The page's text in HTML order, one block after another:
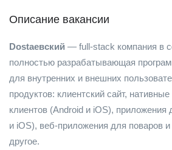
Описание вакансии
Dostaевский — full-stack компания в
полностью разрабатывающая
для внутренних и внешних
продуктов: клиентский сайт,
клиентов (Android и iOS), приложения
и iOS), веб-приложения для поваров и
другое.